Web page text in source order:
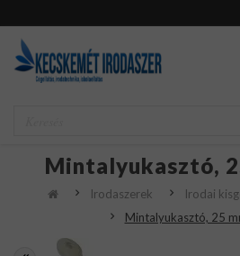
Mintalyukasztó,
Irodaszerek Irodai
Mintalyukasztó, 25